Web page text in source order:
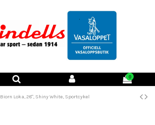
0
Biorn Loka, 28", Shiny White, Sportcykel